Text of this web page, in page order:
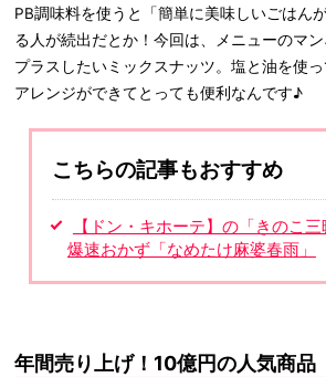
PB調味料を使うと「簡単に美味しいごはん
る人が続出だとか！今回は、メニューのマ
プラスしたいミックスナッツ。塩と油を使
アレンジができてとっても便利なんです♪
こちらの記事もおすすめ
【ドン・キホーテ】の「きのこ
爆速おかず「なめたけ麻婆春雨」
年間売り上げ！10億円の人気商品